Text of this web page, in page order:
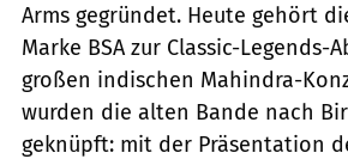
Arms gegründet. Heute gehört
Marke BSA zur Classic-Legends-
großen indischen Mahindra-
wurden die alten Bande nach
geknüpft: mit der Präsentation